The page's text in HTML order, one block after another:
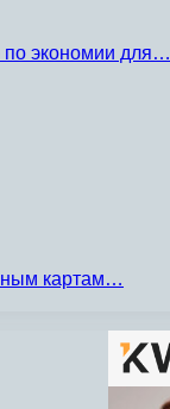
по экономии для…
картам…